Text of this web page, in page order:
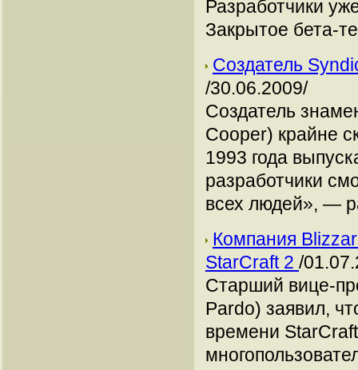
Разработчики
Закрытое бета-
Создатель
/30.06.2009/
Создатель
Cooper) крайне
1993 года
разработчики
всех людей», —
Компания
StarCraft 2 /
Старший вице-
Pardo) заявил,
времени